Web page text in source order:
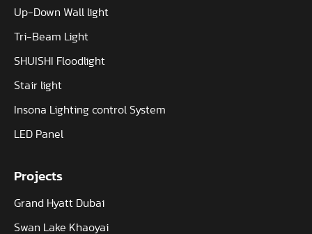
Up-Down Wall light
Tri-Beam Light
SHUISHI Floodlight
Stair light
Insona Lighting control System
LED Panel
Projects
Grand Hyatt Dubai
Swan Lake Khaoyai